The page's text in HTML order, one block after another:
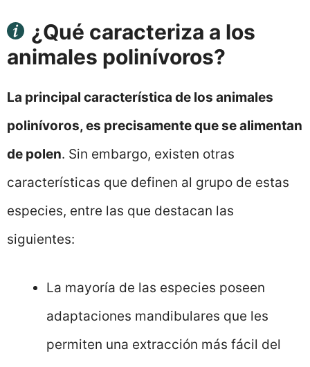
¿Qué caracteriza a los
animales polinívoros?
La principal característica de los animales
polinívoros, es precisamente que se alimentan
de polen. Sin embargo, existen otras
características que definen al grupo de estas
especies, entre las que destacan las
siguientes:
La mayoría de las especies poseen
adaptaciones mandibulares que les
permiten una extracción más fácil del